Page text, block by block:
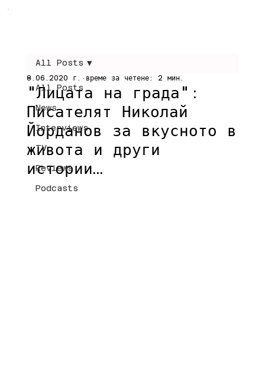
All Posts
News
Interviews
TV
Reviews
Podcasts
All Posts
"Лицата на града":
Писателят Николай
Йорданов за вкусното в
живота и други
истории…
8.06.2020 г. време за четене: 2 мин.